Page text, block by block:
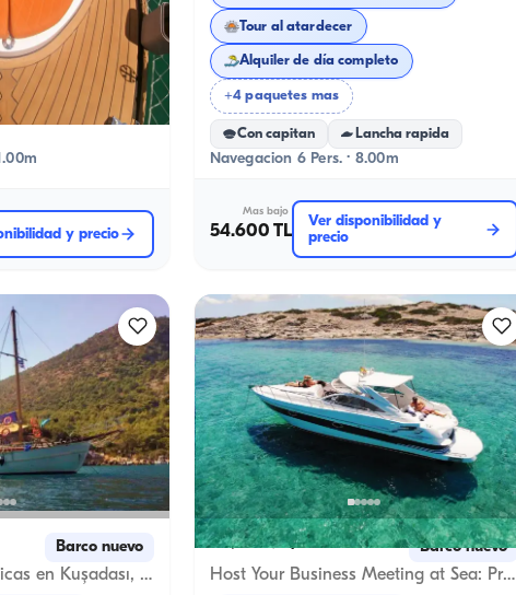
en yate
y precio
Tour al atardecer
Alquiler de día completo
+4 paquetes mas
Con capitan Lancha rapida
Navegacion 6 Pers. · 8.00m
Mas bajo
54.600 TL
Ver disponibilidad y
precio
Barco nuevo
Vacaciones económicas en Kuşadası, 2 camarotes
Kuşadası, Aydın Barco nuevo
Host Your Business Meeting at Sea: Premium Pershing Alquiler de Yate